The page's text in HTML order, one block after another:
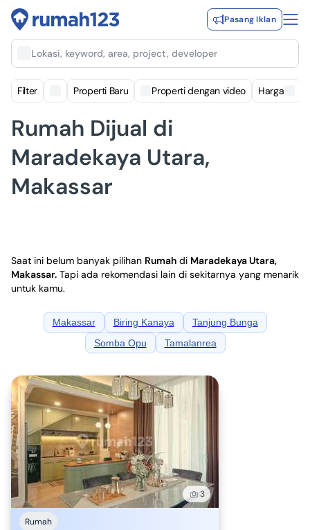
Pasang Iklan
Lokasi, keyword, area, project, developer
Filter Properti Baru Properti dengan video Harga
Rumah Dijual di
Maradekaya Utara,
Makassar
Saat ini belum banyak pilihan Rumah di Maradekaya Utara,
Makassar. Tapi ada rekomendasi lain di sekitarnya yang menarik
untuk kamu.
Makassar Biring Kanaya
Tanjung Bunga
Somba Opu
Tamalanrea
3
Rumah